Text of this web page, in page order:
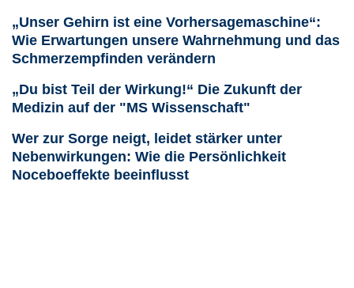
„Unser Gehirn ist eine Vorhersagemaschine“:
Wie Erwartungen unsere Wahrnehmung und das
Schmerzempfinden verändern
„Du bist Teil der Wirkung!“ Die Zukunft der
Medizin auf der "MS Wissenschaft"
Wer zur Sorge neigt, leidet stärker unter
Nebenwirkungen: Wie die Persönlichkeit
Noceboeffekte beeinflusst